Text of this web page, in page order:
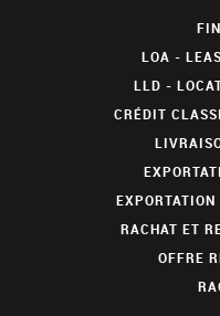
LOA -
LLD -
CRÉDIT
RACHAT ET
OFFRE